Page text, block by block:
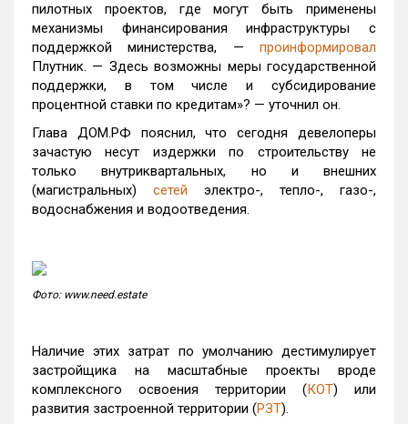
пилотных проектов, где могут быть применены
механизмы финансирования инфраструктуры с
поддержкой министерства, — проинформировал
Плутник. — Здесь возможны меры государственной
поддержки, в том числе и субсидирование
процентной ставки по кредитам»? — уточнил он.
Глава ДОМ.РФ пояснил, что сегодня девелоперы
зачастую несут издержки по строительству не
только внутриквартальных, но и внешних
(магистральных) сетей электро-, тепло-, газо-,
водоснабжения и водоотведения.
Фото: www.need.estate
Наличие этих затрат по умолчанию дестимулирует
застройщика на масштабные проекты вроде
комплексного освоения территории (КОТ) или
развития застроенной территории (РЗТ).